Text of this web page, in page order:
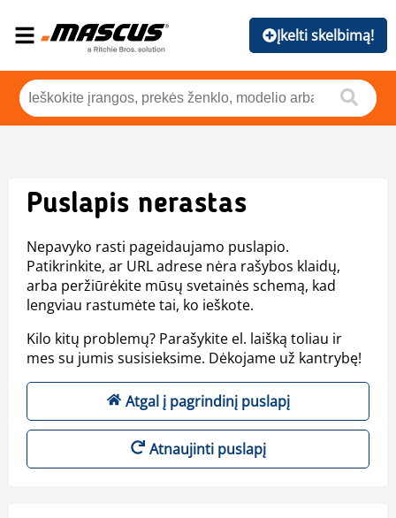
Įkelti skelbimą!
Puslapis nerastas
Nepavyko rasti pageidaujamo puslapio.
Patikrinkite, ar URL adrese nėra rašybos klaidų,
arba peržiūrėkite mūsų svetainės schemą, kad
lengviau rastumėte tai, ko ieškote.
Kilo kitų problemų? Parašykite el. laišką toliau ir
mes su jumis susisieksime. Dėkojame už kantrybę!
Atgal į pagrindinį puslapį
Atnaujinti puslapį